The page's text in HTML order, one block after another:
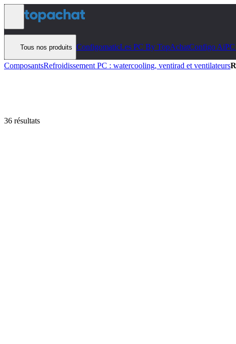
Aller au contenu
Tous nos produits ConfigomaticLes PC By TopAchatConfigo Ai
ComposantsRefroidissement PC : watercooling, ventirad et ventilateurs
36 résultats